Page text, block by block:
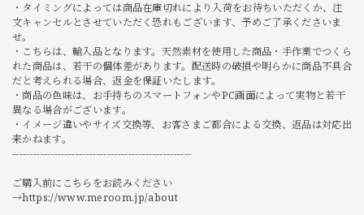
・タイミングによっては商品在庫切れにより入荷をお待ちいただくか、注
文キャンセルとさせていただく恐れもございます、予めご了承くださいま
せ。
・こちらは、輸入品となります。天然素材を使用した商品・手作業でつくら
れた商品は、若干の個体差があります。配送時の破損や明らかに商品不具合
だと考えられる場合、返金を保証いたします。
・商品の色味は、お手持ちのスマートフォンやPC画面によって実物と若干
異なる場合がございます。
・イメージ違いやサイズ交換等、お客さまご都合による交換、返品は対応出
来かねます。
---------------------------------------------------
ご購入前にこちらをお読みください
→https://www.meroom.jp/about